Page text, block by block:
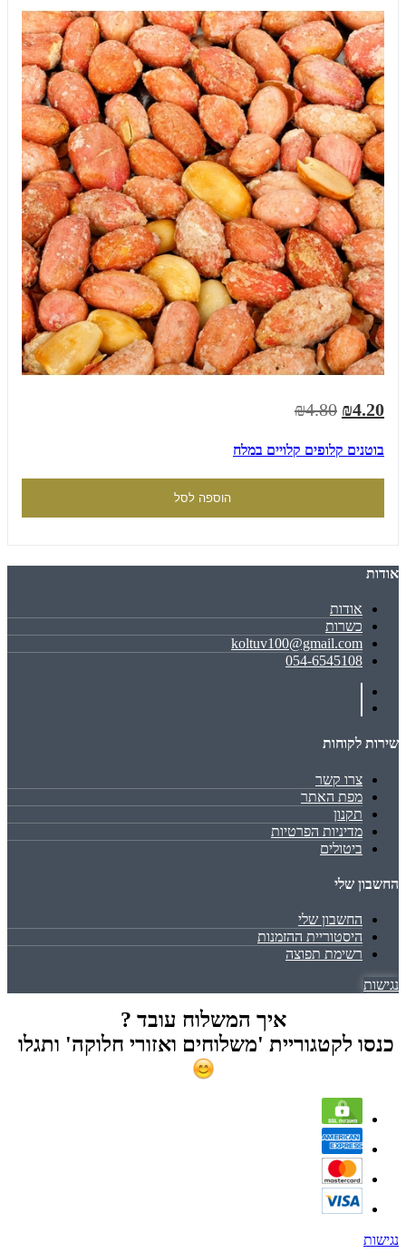
₪4.20
₪4.80
בוטנים קלופים קלויים במלח
הוספה לסל
אודות
אודות
כשרות
koltuv100@gmail.com
054-6545108
שירות לקוחות
צרו קשר
מפת האתר
תקנון
מדיניות הפרטיות
ביטולים
החשבון שלי
החשבון שלי
היסטוריית ההזמנות
רשימת תפוצה
נגישות
איך המשלוח עובד ?
כנסו לקטגוריית 'משלוחים ואזורי חלוקה' ותגלו
נגישות